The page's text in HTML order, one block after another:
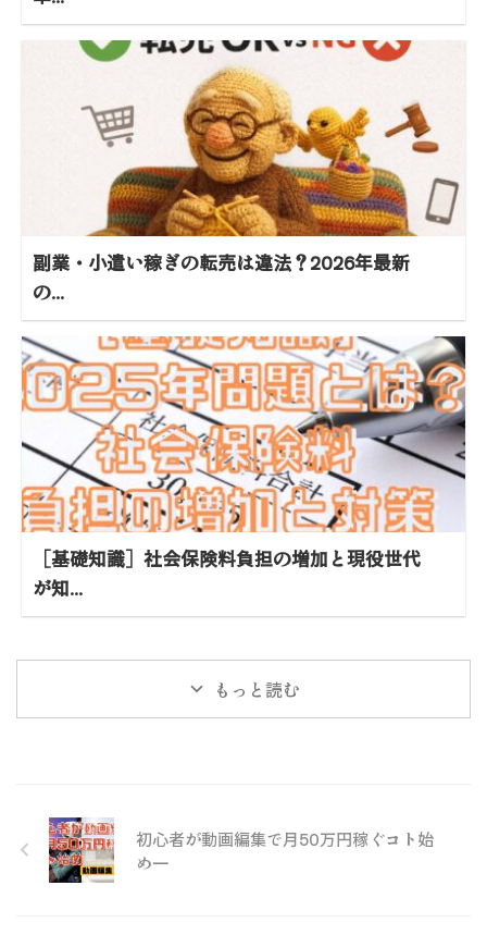
副業・小遣い稼ぎの転売は違法？2026年最新
の...
［基礎知識］社会保険料負担の増加と現役世代
が知...
もっと読む
初心者が動画編集で月50万円稼ぐコト始
め一